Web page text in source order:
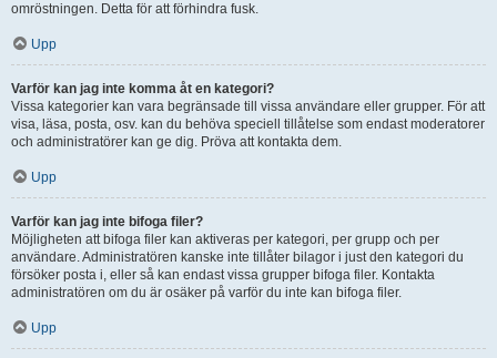
omröstningen. Detta för att förhindra fusk.
Upp
Varför kan jag inte komma åt en kategori?
Vissa kategorier kan vara begränsade till vissa användare eller grupper. För att
visa, läsa, posta, osv. kan du behöva speciell tillåtelse som endast moderatorer
och administratörer kan ge dig. Pröva att kontakta dem.
Upp
Varför kan jag inte bifoga filer?
Möjligheten att bifoga filer kan aktiveras per kategori, per grupp och per
användare. Administratören kanske inte tillåter bilagor i just den kategori du
försöker posta i, eller så kan endast vissa grupper bifoga filer. Kontakta
administratören om du är osäker på varför du inte kan bifoga filer.
Upp